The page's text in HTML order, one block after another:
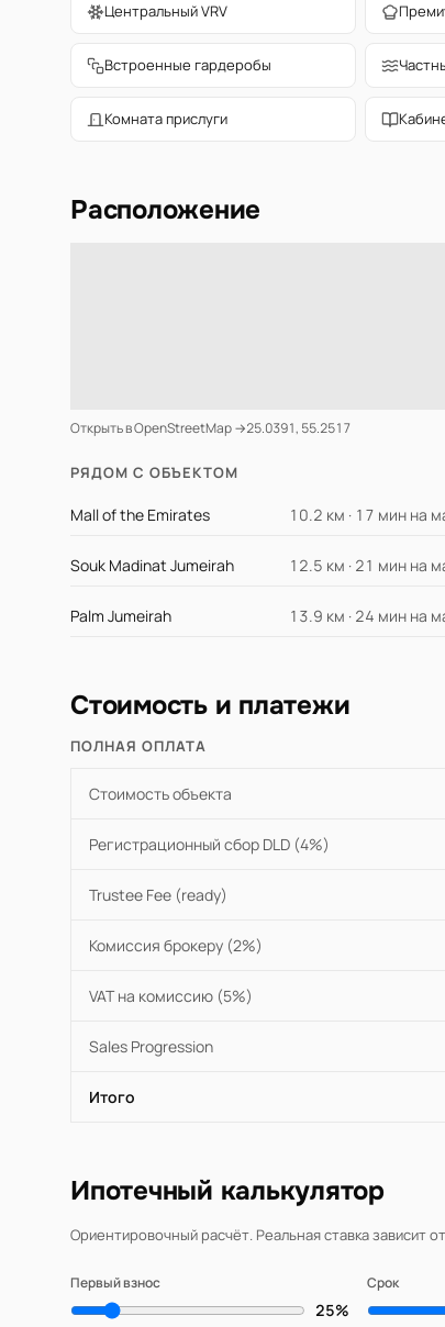
Центральный VRV
Встроенные гардеробы
Комната прислуги
Расположение
Открыть в OpenStreetMap →25.0391, 55.2517
РЯДОМ С ОБЪЕКТОМ
Mall of the Emirates 10.2 км · 17 мин на
Souk Madinat Jumeirah 12.5 км · 21 мин на
Palm Jumeirah 13.9 км · 24 мин на
Стоимость и платежи
ПОЛНАЯ ОПЛАТА
Стоимость объекта
Регистрационный сбор DLD (4%)
Trustee Fee (ready)
Комиссия брокеру (2%)
VAT на комиссию (5%)
Sales Progression
Итого
Ипотечный калькулятор
Ориентировочный расчёт. Реальная ставка зависит
Первый взнос
25%
Срок